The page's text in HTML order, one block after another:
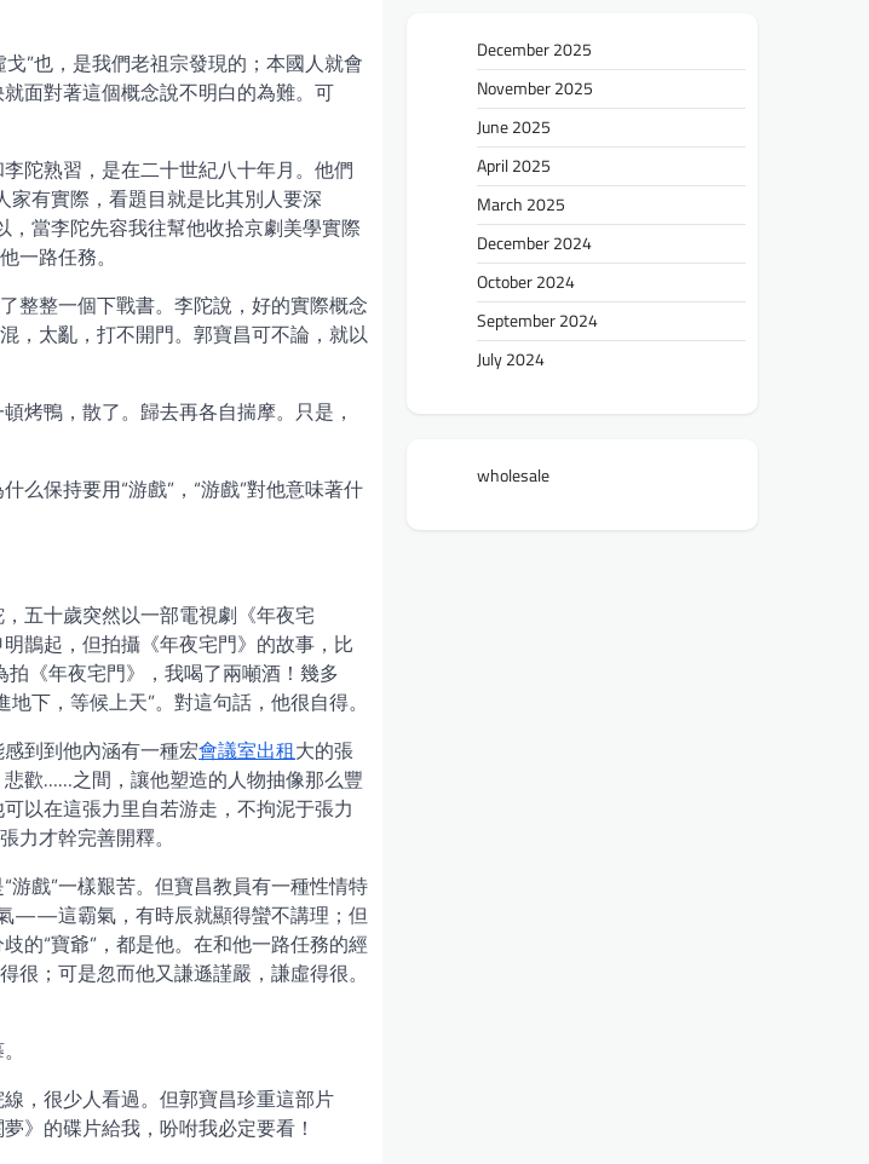
”也，是我們老祖宗發現的；本國人就會
面對著這個概念說不明白的為難。可
陀熟習，是在二十世紀八十年月。他們
家有實際，看題目就是比其別人要深
當李陀先容我往幫他收拾京劇美學實際
一路任務。
整整一個下戰書。李陀說，好的實際概念
，太亂，打不開門。郭寶昌可不論，就以
烤鴨，散了。歸去再各自揣摩。只是，
么保持要用“游戲”，“游戲”對他意味著什
五十歲突然以一部電視劇《年夜宅
鵲起，但拍攝《年夜宅門》的故事，比
《年夜宅門》，我喝了兩噸酒！幾多
下，等候上天”。對這句話，他很自得。
到到他內涵有一種宏會議室出租大的張
歡……之間，讓他塑造的人物抽像那么豐
以在這張力里自若游走，不拘泥于張力
力才幹完善開釋。
戲”一樣艱苦。但寶昌教員有一種性情特
氣——這霸氣，有時辰就顯得蠻不講理；但
的“寶爺”，都是他。在和他一路任務的經
；可是忽而他又謙遜謹嚴，謙虛得很。
，很少人看過。但郭寶昌珍重這部片
》的碟片給我，吩咐我必定要看！
December 2025
November 2025
June 2025
April 2025
March 2025
December 2024
October 2024
September 2024
July 2024
wholesale